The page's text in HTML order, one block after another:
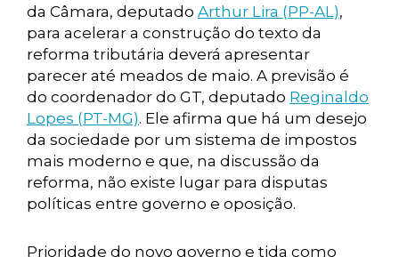
da Câmara, deputado Arthur Lira (PP-AL),
para acelerar a construção do texto da
reforma tributária deverá apresentar
parecer até meados de maio. A previsão é
do coordenador do GT, deputado Reginaldo
Lopes (PT-MG). Ele afirma que há um desejo
da sociedade por um sistema de impostos
mais moderno e que, na discussão da
reforma, não existe lugar para disputas
políticas entre governo e oposição.
Prioridade do novo governo e tida como